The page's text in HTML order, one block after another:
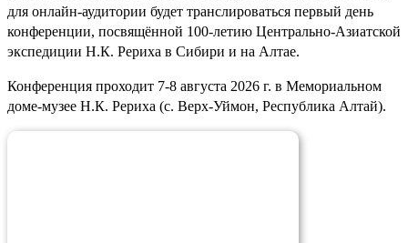
для онлайн-аудитории будет транслироваться первый день
конференции, посвящённой 100-летию Центрально-Азиатской
экспедиции Н.К. Рериха в Сибири и на Алтае.
Конференция проходит 7-8 августа 2026 г. в Мемориальном
доме-музее Н.К. Рериха (с. Верх-Уймон, Республика Алтай).